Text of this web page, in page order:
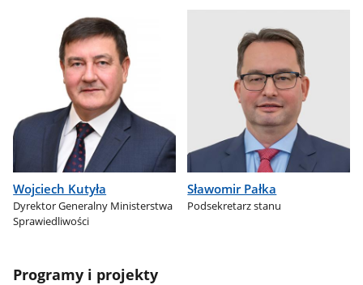
Wojciech Kutyła
Dyrektor Generalny Ministerstwa
Sprawiedliwości
Sławomir Pałka
Podsekretarz stanu
Programy i projekty